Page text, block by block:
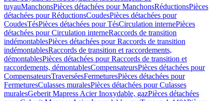
tuyauManchonsPièces détachées pour ManchonsRéductionsPièces
détachées pour RéductionsCoudesPièces détachées pour
CoudesTésPièces détachées pour TésCirculation internePièces
détachées pour Circulation interneRaccords de transition
indémontablesPièces détachées pour Raccords de transition
indémontablesRaccords de transition et raccordements,
démontablesPièces détachées pour Raccords de transition et
raccordements, démontablesCompensateursPièces détachées pour
CompensateursTraverséesFermeturesPièces détachées pour
FermeturesCulasses muralesPièces détachées pour Culasses
muralesGeberit Mapress Acier Inoxydable, gazPièces détachées